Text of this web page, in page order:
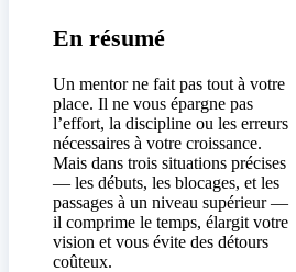
En résumé
Un mentor ne fait pas tout à votre
place. Il ne vous épargne pas
l’effort, la discipline ou les erreurs
nécessaires à votre croissance.
Mais dans trois situations précises
— les débuts, les blocages, et les
passages à un niveau supérieur —
il comprime le temps, élargit votre
vision et vous évite des détours
coûteux.